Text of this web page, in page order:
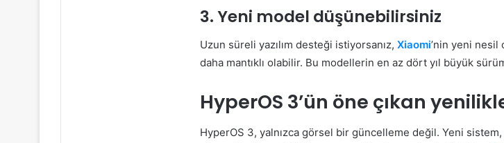
3. Yeni model düşünebilirsiniz
Uzun süreli yazılım desteği istiyorsanız, Xiaomi’nin yeni nesil
daha mantıklı olabilir. Bu modellerin en az dört yıl büyük
HyperOS 3’ün öne çıkan
HyperOS 3, yalnızca görsel bir güncelleme değil. Yeni